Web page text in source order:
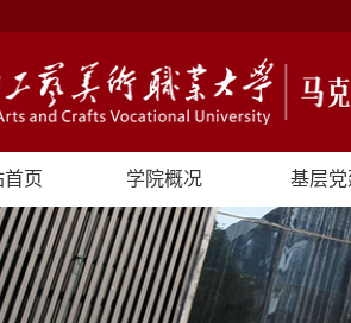
首页 学院概况 基层党